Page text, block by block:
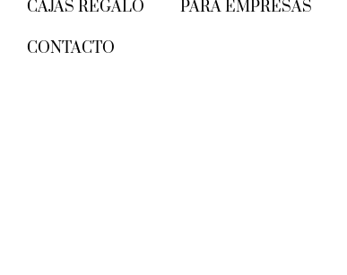
CAJAS REGALO PARA EMPRESAS
CONTACTO